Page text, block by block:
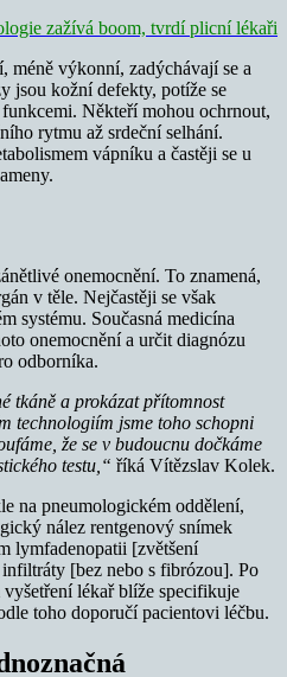
zažívá boom, tvrdí plicní lékaři
méně výkonní, zadýchávají se a
jsou kožní defekty, potíže se
Někteří mohou ochrnout,
rytmu až srdeční selhání.
vápníku a častěji se u
onemocnění. To znamená,
v těle. Nejčastěji se však
systému. Současná medicína
onemocnění a určit diagnózu
odborníka.
tkáně a prokázat přítomnost
technologiím jsme toho schopni
že se v budoucnu dočkáme
testu,“ říká Vítězslav Kolek.
na pneumologickém oddělení,
nález rentgenový snímek
lymfadenopatii [zvětšení
[bez nebo s fibrózou]. Po
lékař blíže specifikuje
toho doporučí pacientovi léčbu.